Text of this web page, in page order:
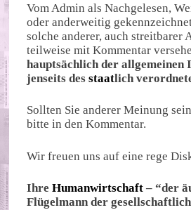
Vom Admin als Nachgelesen,
oder anderweitig
solche anderer, auch streitbarer
teilweise mit Kommentar
hauptsächlich der
jenseits desstaatlich
Sollten Sie anderer Meinung
bitte in den Kommentar.
Wir freuen uns auf eine rege
IhreHumanwirtschaft – “der
Flügelmann der